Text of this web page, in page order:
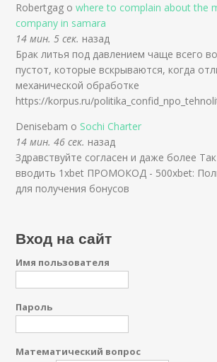
Robertgag оwhere to complain about the
company in samara
14 мин. 5 сек. назад
Брак литья под давлением чаще всего
пустот, которые вскрываются, когда
механической обработке
https://korpus.ru/
Denisebam о Sochi Charter
14 мин. 46 сек. назад
Здравствуйте согласен и даже более
вводить 1xbet ПРОМОКОД - 500xbet:
для получения бонусов
Вход на сайт
Имя пользователя
Пароль
Математический вопрос